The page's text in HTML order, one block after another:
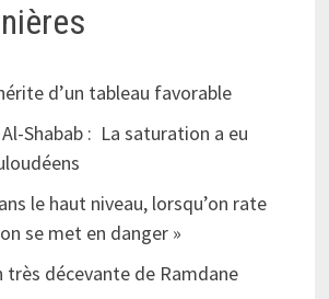
d’un tableau favorable
Shabab : La saturation a eu
le haut niveau, lorsqu’on rate
se met en danger »
très décevante de Ramdane